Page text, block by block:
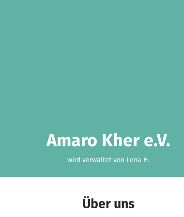
Amaro Kher e.V.
wird verwaltet von Lena H.
Über uns